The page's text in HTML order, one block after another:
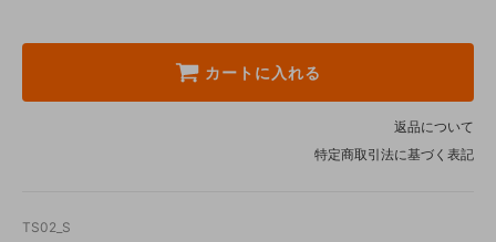
カートに入れる
返品について
特定商取引法に基づく表記
TS02_S